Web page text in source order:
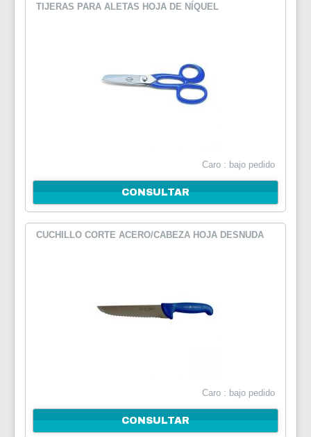
TIJERAS PARA ALETAS HOJA DE NÍQUEL
Caro : bajo pedido
CONSULTAR
CUCHILLO CORTE ACERO/CABEZA HOJA DESNUDA
Caro : bajo pedido
CONSULTAR